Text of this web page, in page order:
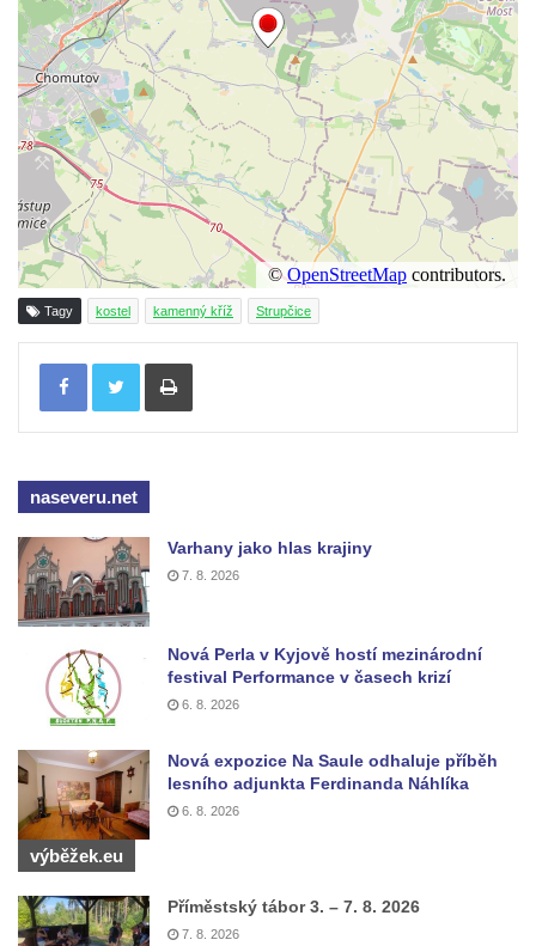
Tagy kostel kamenný kříž Strupčice
Tisknout
naseveru.net
Varhany jako hlas krajiny
7. 8. 2026
Nová Perla v Kyjově hostí mezinárodní
festival Performance v časech krizí
6. 8. 2026
Nová expozice Na Saule odhaluje příběh
lesního adjunkta Ferdinanda Náhlíka
6. 8. 2026
výběžek.eu
Příměstský tábor 3. – 7. 8. 2026
7. 8. 2026